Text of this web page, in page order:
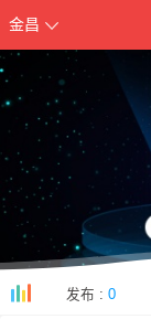
金昌
发布 :0